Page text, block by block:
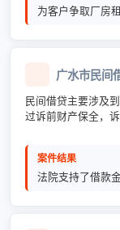
为客户争取厂房
广水市民间
民间借贷主要涉及
过诉前财产保全，
案件结果
法院支持了借款